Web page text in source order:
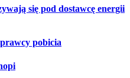
się pod dostawcę energii
pobicia